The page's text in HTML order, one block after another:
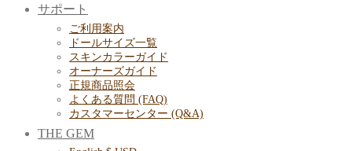
サポート
ご利用案内
ドールサイズ一覧
スキンカラーガイド
オーナーズガイド
正規商品照会
よくある質問 (FAQ)
カスタマーセンター (Q&A)
THE GEM